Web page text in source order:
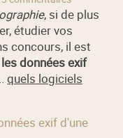
, si de plus
étudier vos
concours, il est
données exif
quels logiciels
exif d'une